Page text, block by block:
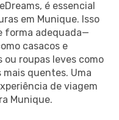
é essencial
em Munique. Isso
forma adequada—
casacos e
roupas leves como
quentes. Uma
de viagem
Munique.